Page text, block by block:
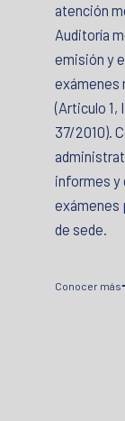
atención
Auditoría
emisión y
exámenes
(Articulo 1,
37/2010).
informes y
exámenes
de sede.
Conocer más